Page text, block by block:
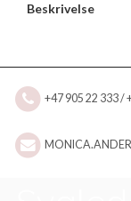
Beskrivelse
+47 905 22 333 /